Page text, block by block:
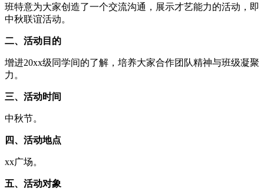
班特意为大家创造了一个交流沟通，展示才艺能力的活动，即
中秋联谊活动。
二、活动目的
增进20xx级同学间的了解，培养大家合作团队精神与班级凝聚
力。
三、活动时间
中秋节。
四、活动地点
xx广场。
五、活动对象